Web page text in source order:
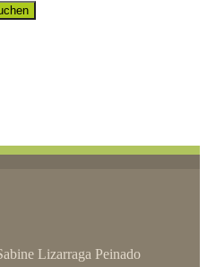
Lizarraga Peinado